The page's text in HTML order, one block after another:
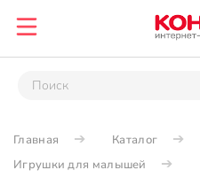
Главная Каталог
Игрушки для малышей